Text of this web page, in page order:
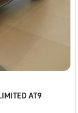
AT9